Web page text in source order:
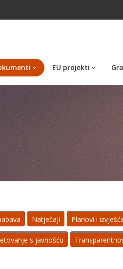
EU projekti
Natječaji Planovi i
s javnošću